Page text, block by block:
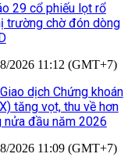
29 cổ phiếu lọt rổ
trường chờ đón dòng
2026 11:12 (GMT+7)
dịch Chứng khoán
tăng vọt, thu về hơn
đầu năm 2026
2026 11:09 (GMT+7)